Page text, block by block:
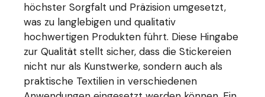
höchster Sorgfalt und Präzision umgesetzt,
was zu langlebigen und qualitativ
hochwertigen Produkten führt. Diese Hingabe
zur Qualität stellt sicher, dass die Stickereien
nicht nur als Kunstwerke, sondern auch als
praktische Textilien in verschiedenen